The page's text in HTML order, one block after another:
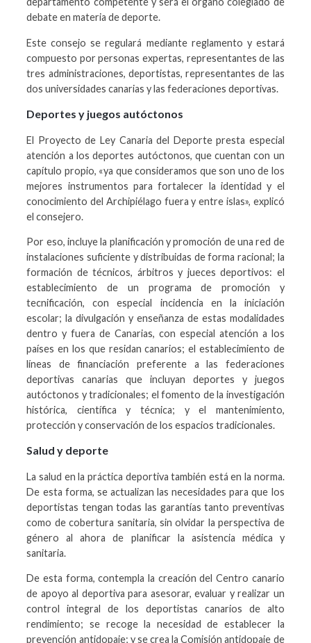
debate en materia de deporte.
Este consejo se regulará mediante reglamento y estará
compuesto por personas expertas, representantes de las
tres administraciones, deportistas, representantes de las
dos universidades canarias y las federaciones deportivas.
Deportes y juegos autóctonos
El Proyecto de Ley Canaria del Deporte presta especial
atención a los deportes autóctonos, que cuentan con un
capítulo propio, «ya que consideramos que son uno de los
mejores instrumentos para fortalecer la identidad y el
conocimiento del Archipiélago fuera y entre islas», explicó
el consejero.
Por eso, incluye la planificación y promoción de una red de
instalaciones suficiente y distribuidas de forma racional; la
formación de técnicos, árbitros y jueces deportivos: el
establecimiento de un programa de promoción y
tecnificación, con especial incidencia en la iniciación
escolar; la divulgación y enseñanza de estas modalidades
dentro y fuera de Canarias, con especial atención a los
países en los que residan canarios; el establecimiento de
líneas de financiación preferente a las federaciones
deportivas canarias que incluyan deportes y juegos
autóctonos y tradicionales; el fomento de la investigación
histórica, científica y técnica; y el mantenimiento,
protección y conservación de los espacios tradicionales.
Salud y deporte
La salud en la práctica deportiva también está en la norma.
De esta forma, se actualizan las necesidades para que los
deportistas tengan todas las garantías tanto preventivas
como de cobertura sanitaria, sin olvidar la perspectiva de
género al ahora de planificar la asistencia médica y
sanitaria.
De esta forma, contempla la creación del Centro canario
de apoyo al deportiva para asesorar, evaluar y realizar un
control integral de los deportistas canarios de alto
rendimiento; se recoge la necesidad de establecer la
prevención antidopaje; y se crea la Comisión antidopaje de